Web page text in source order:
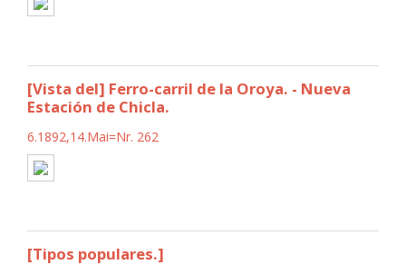
[Vista del] Ferro-carril de la Oroya. - Nueva
Estación de Chicla.
6.1892,14.Mai=Nr. 262
[Tipos populares.]